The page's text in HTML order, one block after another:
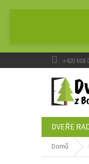
+420 608
DVEŘE
Domů